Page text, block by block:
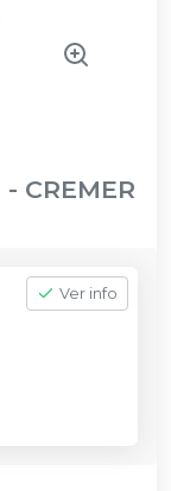
- CREMER
Ver info